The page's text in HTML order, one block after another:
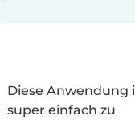
Diese Anwendung
super einfach zu